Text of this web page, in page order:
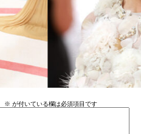
※ が付いている欄は必須項目です